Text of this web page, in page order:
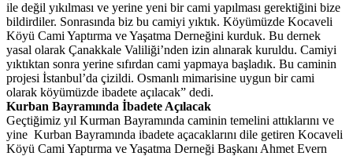
ile değil yıkılması ve yerine yeni bir cami yapılması gerektiğini bize
bildirdiler. Sonrasında biz bu camiyi yıktık. Köyümüzde Kocaveli
Köyü Cami Yaptırma ve Yaşatma Derneğini kurduk. Bu dernek
yasal olarak Çanakkale Valiliği’nden izin alınarak kuruldu. Camiyi
yıktıktan sonra yerine sıfırdan cami yapmaya başladık. Bu caminin
projesi İstanbul’da çizildi. Osmanlı mimarisine uygun bir cami
olarak köyümüzde ibadete açılacak” dedi.
Kurban Bayramında İbadete Açılacak
Geçtiğimiz yıl Kurman Bayramında caminin temelini attıklarını ve
yine Kurban Bayramında ibadete açacaklarını dile getiren Kocaveli
Köyü Cami Yaptırma ve Yaşatma Derneği Başkanı Ahmet Evern